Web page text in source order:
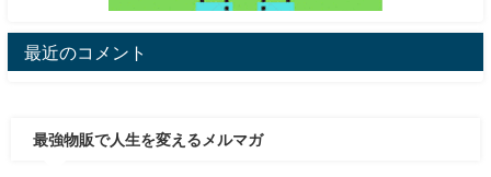
最近のコメント
最強物販で人生を変えるメルマガ